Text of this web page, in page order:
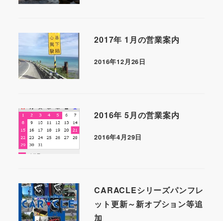
2017年 1月の営業案内
2016年12月26日
2016年 5月の営業案内
2016年4月29日
CARACLEシリーズパンフレ
ット更新～新オプション等追
加